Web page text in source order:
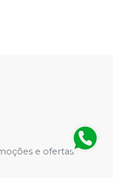
e ofertas